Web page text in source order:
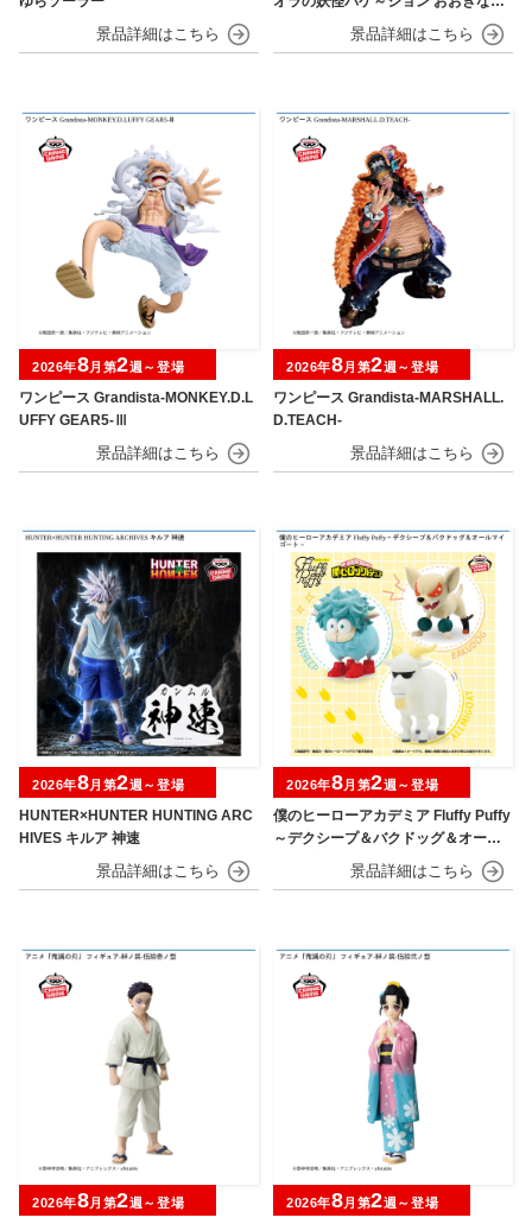
FVIMATES～野原しんのすけ～
ワンピース Grandista-MONKEY.D.L
UFFY GEAR5-Ⅲ
2026年8月第2週～登場
ワンピース Grandista-MARSHALL.
D.TEACH-
2026年8月第2週～登場
HUNTER×HUNTER HUNTING ARC
HIVES キルア 神速
2026年8月第2週～登場
僕のヒーローアカデミア Fluffy Puffy
～デクシープ＆バクドッグ＆オール
マイゴート～
2026年8月第2週～登場
2026年8月第2週～登場 2026年8月第2週～登場